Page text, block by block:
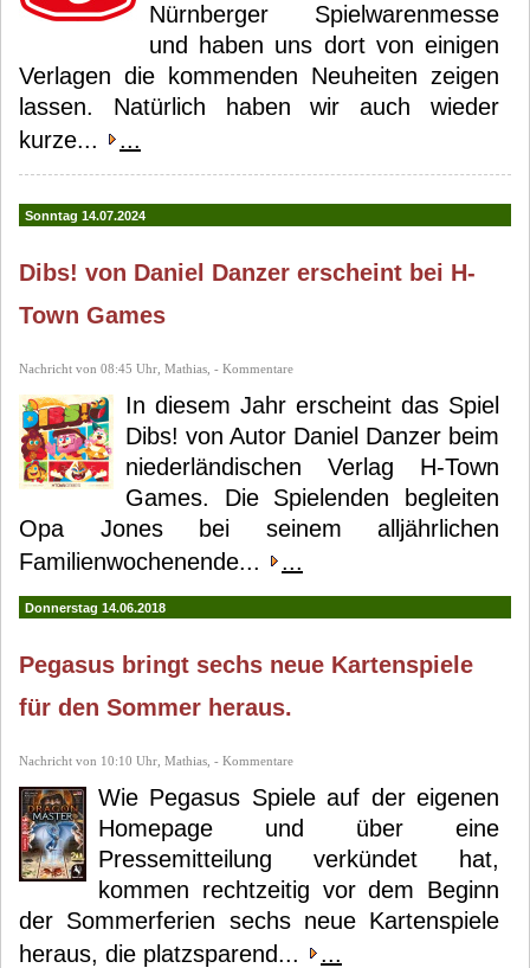
Nürnberger Spielwarenmesse
und haben uns dort von einigen
Verlagen die kommenden Neuheiten zeigen
lassen. Natürlich haben wir auch wieder
kurze...
...
Sonntag 14.07.2024
Dibs! von Daniel Danzer erscheint bei H-
Town Games
Nachricht von 08:45 Uhr, Mathias, - Kommentare
In diesem Jahr erscheint das Spiel
Dibs! von Autor Daniel Danzer beim
niederländischen Verlag H-Town
Games. Die Spielenden begleiten
Opa Jones bei seinem alljährlichen
Familienwochenende...
...
Donnerstag 14.06.2018
Pegasus bringt sechs neue Kartenspiele
für den Sommer heraus.
Nachricht von 10:10 Uhr, Mathias, - Kommentare
Wie Pegasus Spiele auf der eigenen
Homepage und über eine
Pressemitteilung verkündet hat,
kommen rechtzeitig vor dem Beginn
der Sommerferien sechs neue Kartenspiele
heraus, die platzsparend...
...